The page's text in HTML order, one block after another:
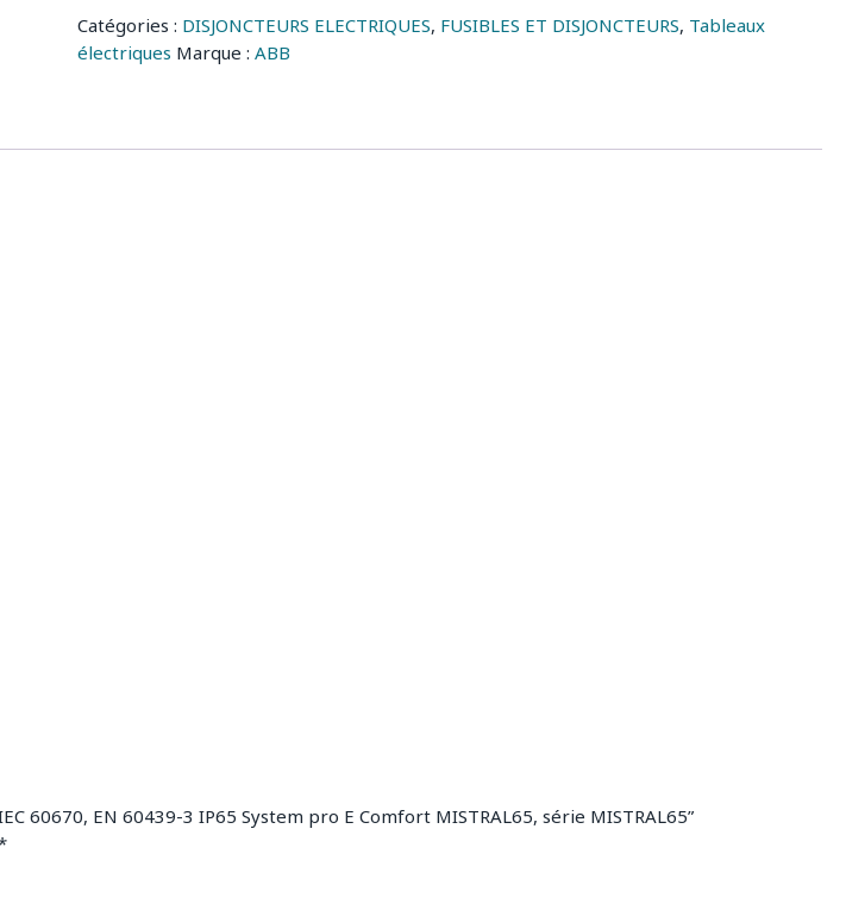
Catégories : DISJONCTEURS ELECTRIQUES, FUSIBLES ET DISJONCTEURS, Tableaux
électriques Marque :ABB
60670, EN 60439-3 IP65 System pro E Comfort MISTRAL65, série MISTRAL65”